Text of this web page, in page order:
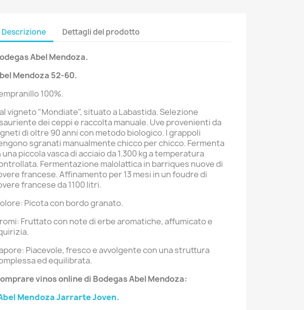
Descrizione Dettagli del prodotto
Abel Mendoza.
Mendoza 52-60.
100%.
vigneto "Mondiate", situato a Labastida. Selezione
dei ceppi e raccolta manuale. Uve provenienti da
di oltre 90 anni con metodo biologico. I grappoli
sgranati manualmente chicco per chicco. Fermenta
una piccola vasca di acciaio da 1.300 kg a temperatura
Fermentazione malolattica in barriques nuove di
francese. Affinamento per 13 mesi in un foudre di
francese da 1100 litri.
Picota con bordo granato.
Fruttato con note di erbe aromatiche, affumicato e
Piacevole, fresco e avvolgente con una struttura
ed equilibrata.
vinos online di Bodegas Abel Mendoza:
Mendoza Jarrarte Joven.